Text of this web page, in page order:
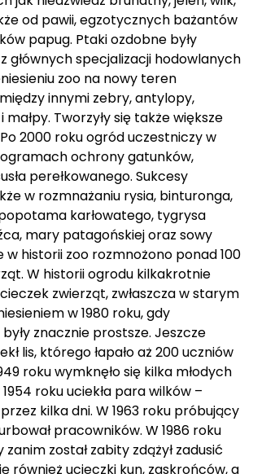
od pawii, egzotycznych bażantów
papug. Ptaki ozdobne były
głównych specjalizacji hodowlanych
zoo na nowy teren
innymi zebry, antylopy,
małpy. Tworzyły się także większe
2000 roku ogród uczestniczy w
ochrony gatunków,
perełkowanego. Sukcesy
w rozmnażaniu rysia, binturonga,
karłowatego, tygrysa
mary patagońskiej oraz sowy
w historii zoo rozmnożono ponad 100
W historii ogrodu kilkakrotnie
zwierząt, zwłaszcza w starym
w 1980 roku, gdy
znacznie prostsze. Jeszcze
lis, którego łapało aż 200 uczniów
roku wymknęło się kilka młodych
roku uciekła para wilków –
kilka dni. W 1963 roku próbujący
pracowników. W 1986 roku
zanim został zabity zdążył zadusić
również ucieczki kun, zaskrońców, a